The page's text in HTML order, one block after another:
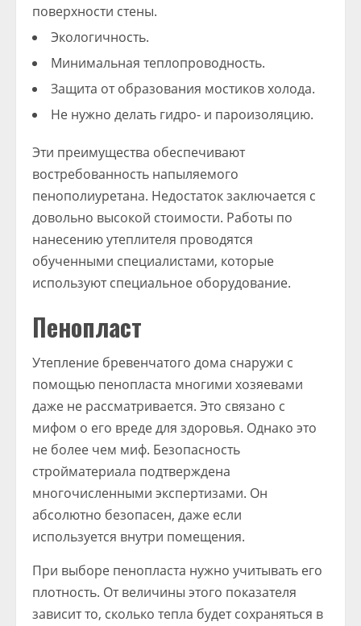
поверхности стены.
Экологичность.
Минимальная теплопроводность.
Защита от образования мостиков холода.
Не нужно делать гидро- и пароизоляцию.
Эти преимущества обеспечивают
востребованность напыляемого
пенополиуретана. Недостаток заключается с
довольно высокой стоимости. Работы по
нанесению утеплителя проводятся
обученными специалистами, которые
используют специальное оборудование.
Пенопласт
Утепление бревенчатого дома снаружи с
помощью пенопласта многими хозяевами
даже не рассматривается. Это связано с
мифом о его вреде для здоровья. Однако это
не более чем миф. Безопасность
стройматериала подтверждена
многочисленными экспертизами. Он
абсолютно безопасен, даже если
используется внутри помещения.
При выборе пенопласта нужно учитывать его
плотность. От величины этого показателя
зависит то, сколько тепла будет сохраняться в